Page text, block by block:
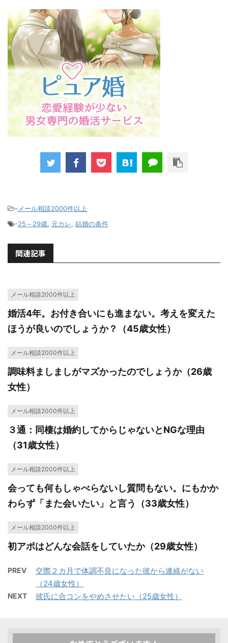
- メール相談2000件以上
-25～29歳, 元カレ, 結婚の条件
関連記事
メール相談2000件以上
婚活4年。お付き合いにも進まない。考えを変えた
ほうが良いのでしょうか？（45歳女性）
メール相談2000件以上
調味料ましましがマズかったのでしょうか（26歳
女性）
メール相談2000件以上
３通：同棲は婚約してからじゃないとNGな理由
（31歳女性）
メール相談2000件以上
会っても何もしゃべらないし質問もない。にもかか
わらず「また会いたい」と言う（33歳女性）
メール相談2000件以上
初アポはどんな会話をしていたか（29歳女性）
PREV
交際２カ月で体調不良になった彼から連絡がない
（24歳女性）
NEXT 彼氏に合コンをやめさせたい（25歳女性）